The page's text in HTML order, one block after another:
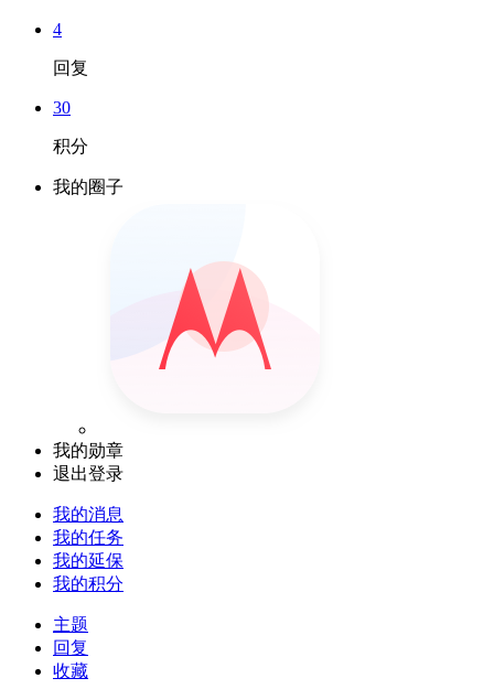
4
回复
30
积分
我的圈子
我的勋章
退出登录
我的消息
我的任务
我的延保
我的积分
主题
回复
收藏